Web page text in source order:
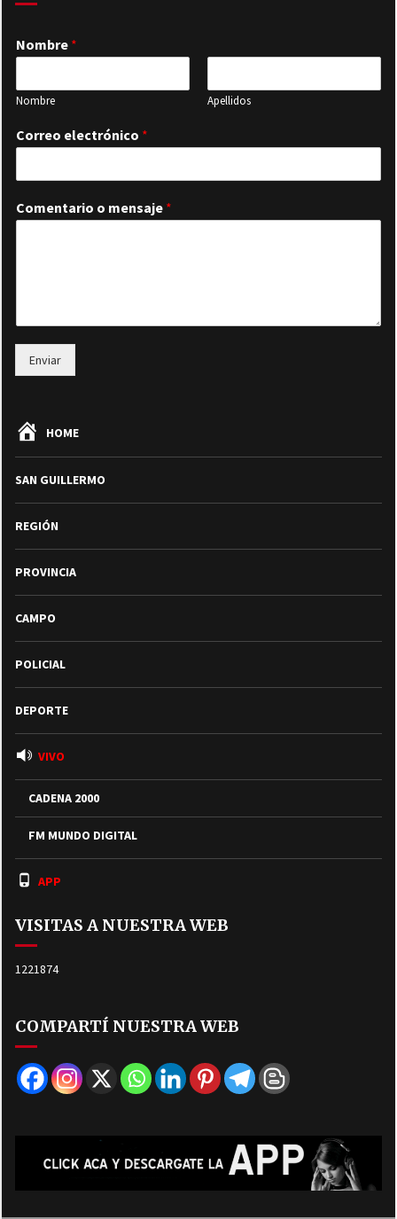
Nombre *
Nombre Apellidos
Correo electrónico *
Comentario o mensaje *
Enviar
HOME
SAN GUILLERMO
REGIÓN
PROVINCIA
CAMPO
POLICIAL
DEPORTE
VIVO
CADENA 2000
FM MUNDO DIGITAL
APP
VISITAS A NUESTRA WEB
1221874
COMPARTÍ NUESTRA WEB